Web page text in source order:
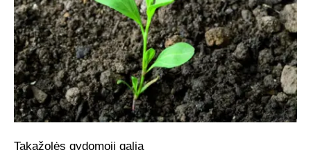
Takažolės gydomoji galia